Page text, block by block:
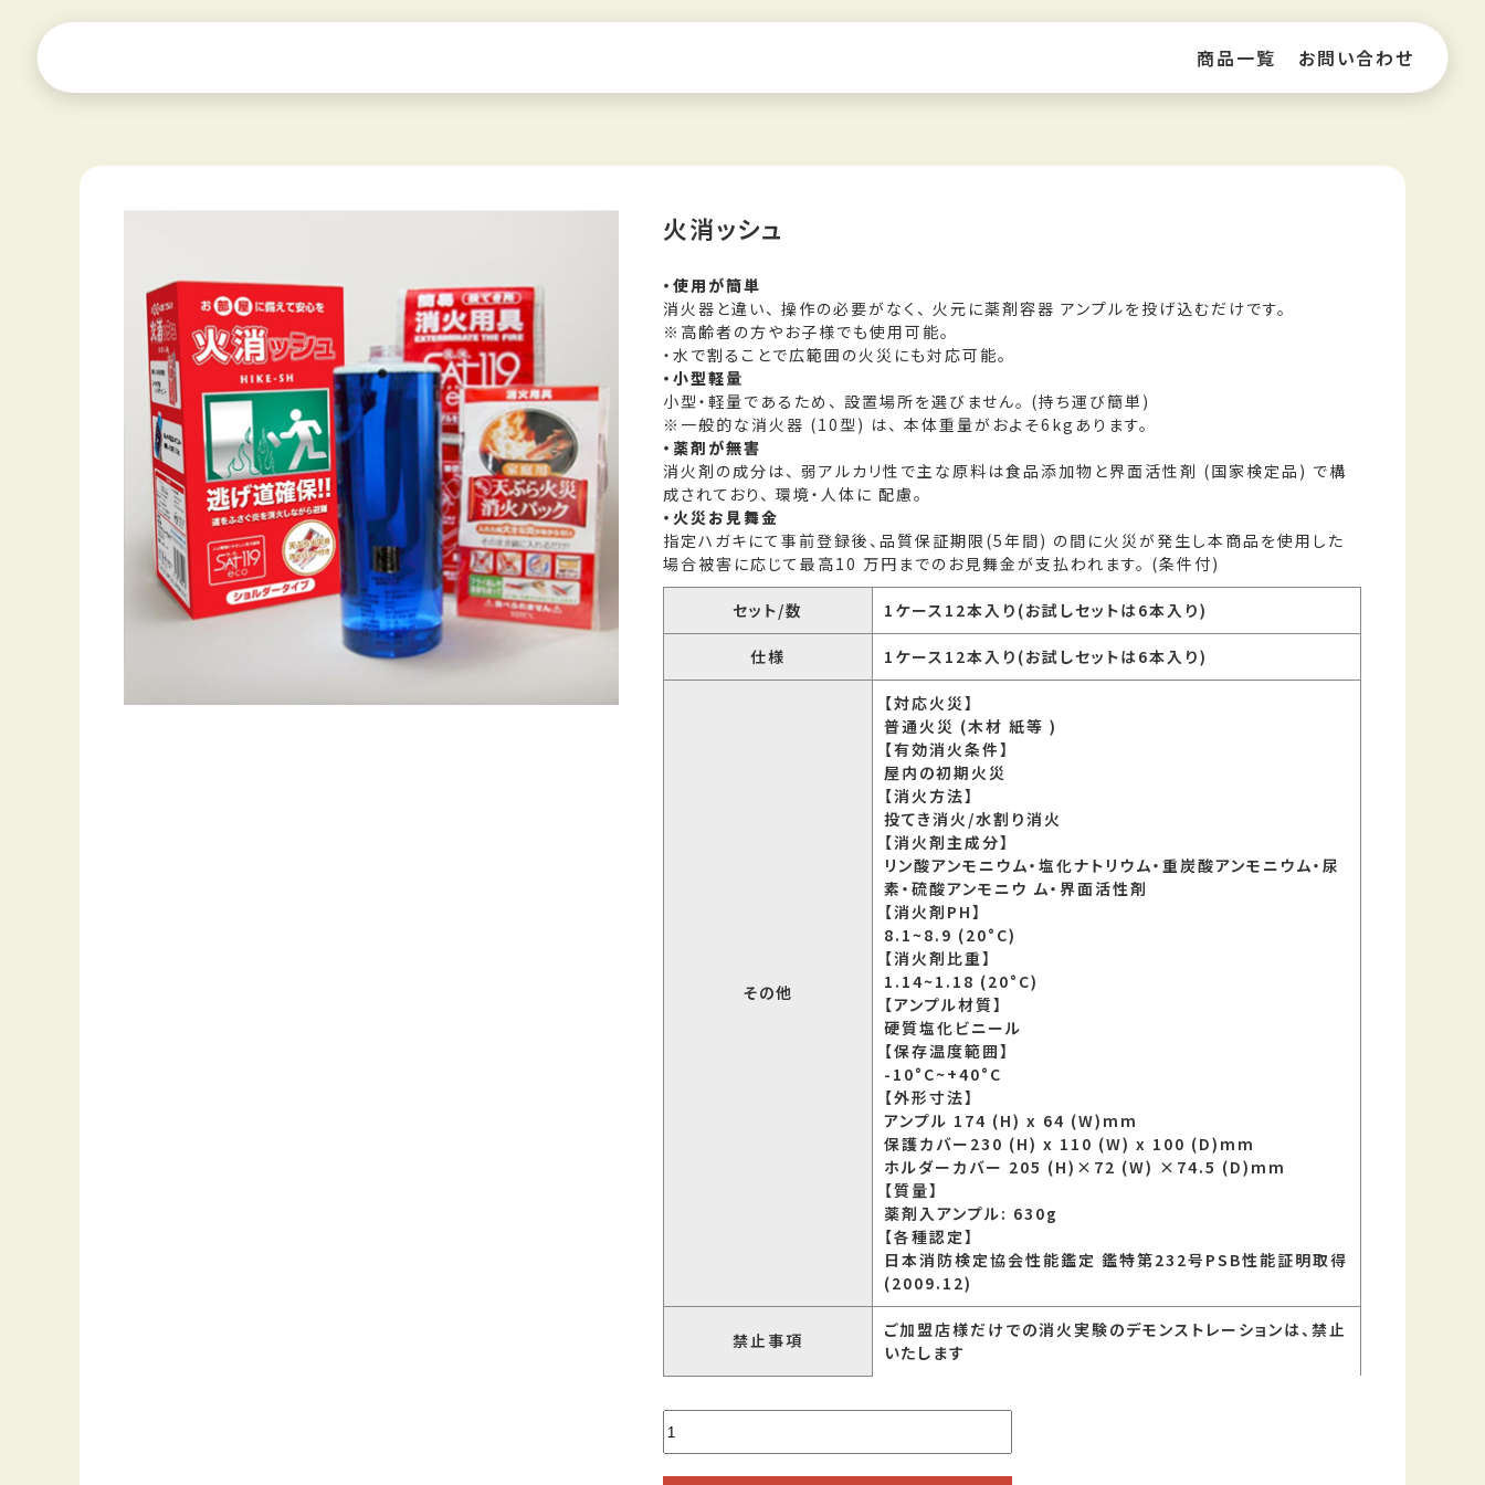
商品一覧 お問い合わせ
火消ッシュ
・使用が簡単
消火器と違い、 操作の必要がなく、 火元に薬剤容器 アンプルを投げ込むだけです。
※高齢者の方やお子様でも使用可能。
・水で割ることで広範囲の火災にも対応可能。
・小型軽量
小型・軽量であるため、 設置場所を選びません。 (持ち運び簡単)
※一般的な消火器 (10型) は、 本体重量がおよそ6kgあります。
・薬剤が無害
消火剤の成分は、 弱アルカリ性で主な原料は食品添加物と界面活性剤 (国家検定品) で構
成されており、 環境・人体に 配慮。
・火災お見舞金
指定ハガキにて事前登録後、品質保証期限(5年間) の間に火災が発生し本商品を使用した
場合被害に応じて最高10 万円までのお見舞金が支払われます。 (条件付)
セット/数 1ケース12本入り(お試しセットは6本入り)
仕様 1ケース12本入り(お試しセットは6本入り)
その他
【対応火災】
普通火災 (木材 紙等 )
【有効消火条件】
屋内の初期火災
【消火方法】
投てき消火/水割り消火
【消火剤主成分】
リン酸アンモニウム・塩化ナトリウム・重炭酸アンモニウム・尿
素・硫酸アンモニウ ム・界面活性剤
【消火剤PH】
8.1~8.9 (20°C)
【消火剤比重】
1.14~1.18 (20°C)
【アンプル材質】
硬質塩化ビニール
【保存温度範囲】
-10°C~+40°C
【外形寸法】
アンプル 174 (H) x 64 (W)mm
保護カバー230 (H) x 110 (W) x 100 (D)mm
ホルダーカバー 205 (H)×72 (W) ×74.5 (D)mm
【質量】
薬剤入アンプル: 630g
【各種認定】
日本消防検定協会性能鑑定 鑑特第232号PSB性能証明取得
(2009.12)
禁止事項
ご加盟店様だけでの消火実験のデモンストレーションは、禁止
いたします